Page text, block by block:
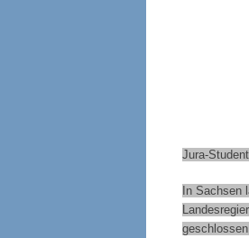
Jura-
In Sachsen